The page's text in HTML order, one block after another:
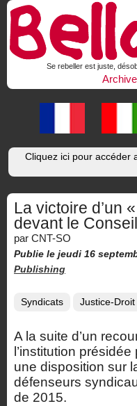
Se rebeller est juste,
Cliquez ici pour accéder
La victoire d’un
devant le
par CNT-SO
Publie le jeudi 16
Publishing
Syndicats Justice-Droit
A la suite d’un
l’institution
une disposition sur
défenseurs
de 2015.